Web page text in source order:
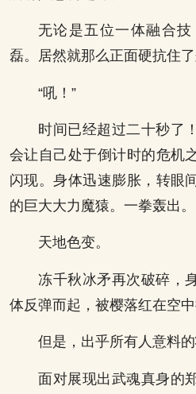
无论是五位一体融合
磊。居然就那么正面硬抗住
“吼！”
时间已经超过二十秒了
会让自己处于倒计时的危机
闪现。身体迅速膨胀，转眼
的巨大大力魔猿。一拳轰出。
天地色变。
冻千秋冰矛再次破碎，
体反弹而起，被樱落红在空
但是，出乎所有人意料的
面对展现出武魂真身的